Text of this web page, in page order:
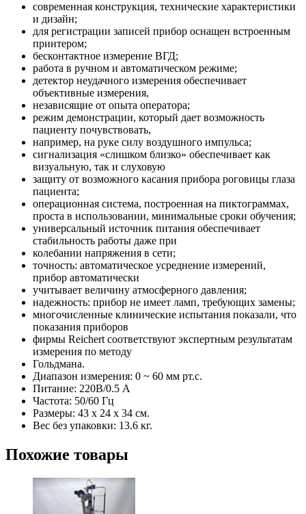
современная конструкция, технические характеристики
и дизайн;
для регистрации записей прибор оснащен встроенным
принтером;
бесконтактное измерение ВГД;
работа в ручном и автоматическом режиме;
детектор неудачного измерения обеспечивает
объективные измерения,
независящие от опыта оператора;
режим демонстрации, который дает возможность
пациенту почувствовать,
например, на руке силу воздушного импульса;
сигнализация «слишком близко» обеспечивает как
визуальную, так и слуховую
защиту от возможного касания прибора роговицы глаза
пациента;
операционная система, построенная на пиктограммах,
проста в использовании, минимальные сроки обучения;
универсальный источник питания обеспечивает
стабильность работы даже при
колебании напряжения в сети;
точность: автоматическое усреднение измерений,
прибор автоматически
учитывает величину атмосферного давления;
надежность: прибор не имеет ламп, требующих замены;
многочисленные клинические испытания показали, что
показания приборов
фирмы Rеiсhеrt соответствуют экспертным результатам
измерения по методу
Гольдмана.
Диапазон измерения: 0 ~ 60 мм рт.с.
Питание: 220В/0.5 А
Частота: 50/60 Гц
Размеры: 43 х 24 х 34 см.
Вес без упаковки: 13.6 кг.
Похожие товары